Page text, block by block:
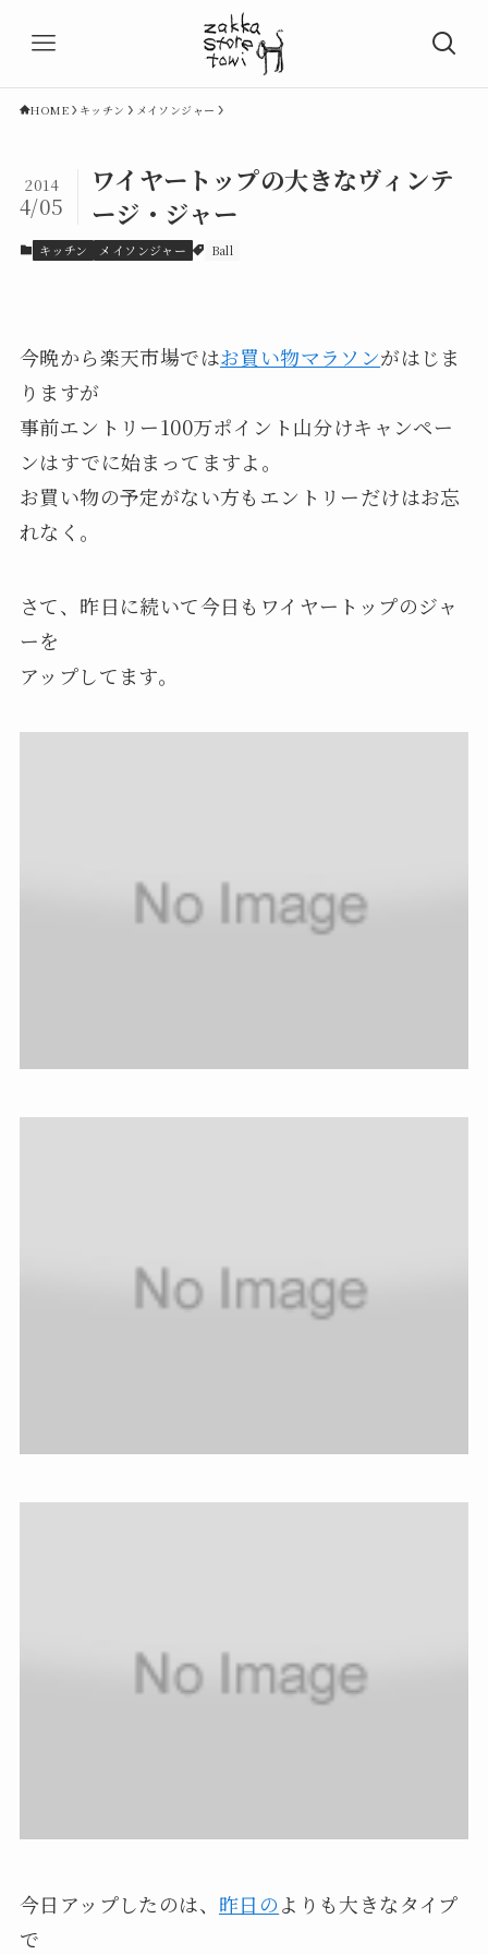
HOME キッチン メイソンジャー
ワイヤートップの大きなヴィンテ
ージ・ジャー
2014
4/05
キッチン メイソンジャー Ball
今晩から楽天市場ではお買い物マラソンがはじま
りますが
事前エントリー100万ポイント山分けキャンペー
ンはすでに始まってますよ。
お買い物の予定がない方もエントリーだけはお忘
れなく。
さて、昨日に続いて今日もワイヤートップのジャ
ーを
アップしてます。
今日アップしたのは、 昨日のよりも大きなタイプ
で